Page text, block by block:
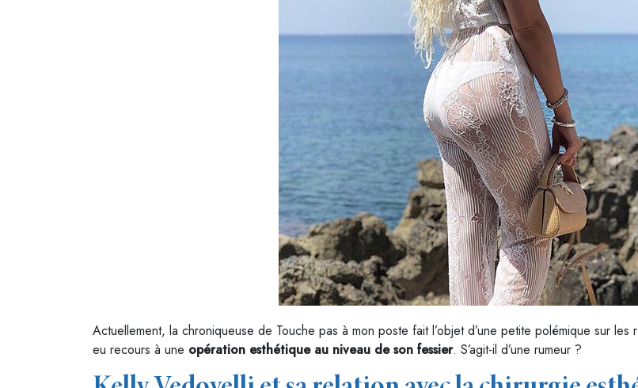
Actuellement, la chroniqueuse de Touche pas à mon poste fait l’objet d’une petite polémique sur les
eu recours à une opération esthétique au niveau de son fessier. S’agit-il d’une rumeur ?